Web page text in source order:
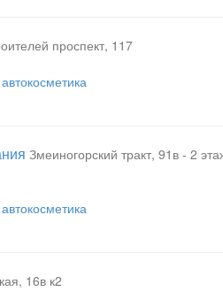
проспект, 117
Змеиногорский тракт, 91в - 2
16в к2